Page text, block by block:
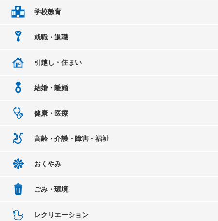
学校教育
就職・退職
引越し・住まい
結婚・離婚
健康・医療
高齢・介護・障害・福祉
おくやみ
ごみ・環境
レクリエーション